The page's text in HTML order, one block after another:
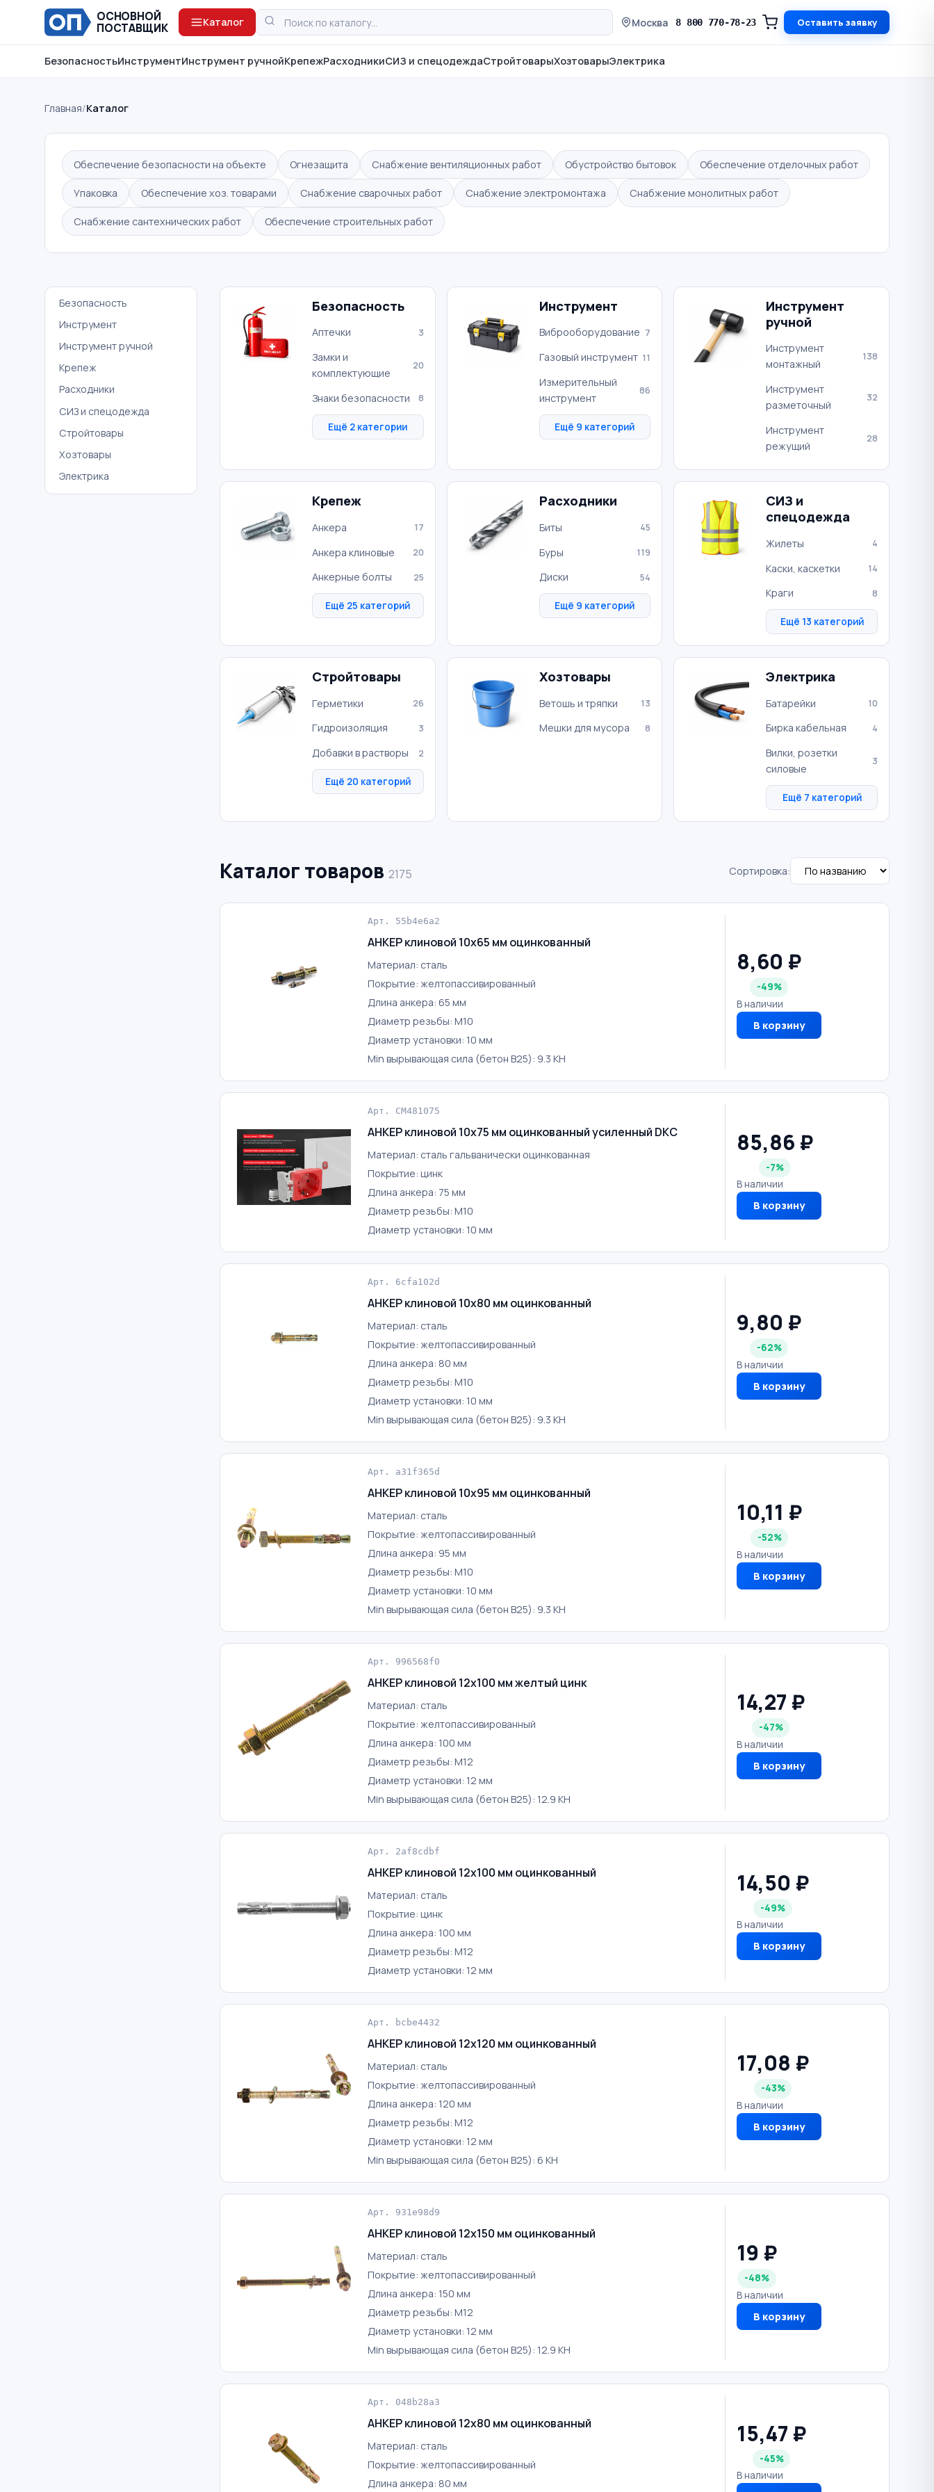
ОСНОВНОЙ
ПОСТАВЩИК
Каталог Москва 8 800 770-78-23 Оставить заявку
БезопасностьИнструментИнструмент ручнойКрепежРасходникиСИЗ и спецодеждаСтройтоварыХозтоварыЭлектрика
Главная/Каталог
Обеспечение безопасности на объекте Огнезащита Снабжение вентиляционных работ Обустройство бытовок Обеспечение отделочных работ
Упаковка Обеспечение хоз. товарами Снабжение сварочных работ Снабжение электромонтажа Снабжение монолитных работ
Снабжение сантехнических работ Обеспечение строительных работ
Безопасность
Инструмент
Инструмент ручной
Крепеж
Расходники
СИЗ и спецодежда
Стройтовары
Хозтовары
Электрика
Безопасность
Аптечки 3
Замки и
комплектующие
20
Знаки безопасности 8
Ещё 2 категории
Инструмент
Виброоборудование 7
Газовый инструмент 11
Измерительный
инструмент
86
Ещё 9 категорий
Инструмент
ручной
Инструмент
монтажный
138
Инструмент
разметочный
32
Инструмент
режущий
28
Крепеж
Анкера 17
Анкера клиновые 20
Анкерные болты 25
Ещё 25 категорий
Расходники
Биты 45
Буры 119
Диски 54
Ещё 9 категорий
СИЗ и
спецодежда
Жилеты 4
Каски, каскетки 14
Краги 8
Ещё 13 категорий
Стройтовары
Герметики 26
Гидроизоляция 3
Добавки в растворы 2
Ещё 20 категорий
Хозтовары
Ветошь и тряпки 13
Мешки для мусора 8
Электрика
Батарейки 10
Бирка кабельная 4
Вилки, розетки
силовые
3
Ещё 7 категорий
Каталог товаров 2175 Сортировка:
Арт. 55b4e6a2
АНКЕР клиновой 10х65 мм оцинкованный
Материал: сталь
Покрытие: желтопассивированный
Длина анкера: 65 мм
Диаметр резьбы: М10
Диаметр установки: 10 мм
Min вырывающая сила (бетон B25): 9.3 КН
8,60 ₽
-49%
В наличии
В корзину
Арт. CM481075
АНКЕР клиновой 10х75 мм оцинкованный усиленный DKC
Материал: сталь гальванически оцинкованная
Покрытие: цинк
Длина анкера: 75 мм
Диаметр резьбы: М10
Диаметр установки: 10 мм
85,86 ₽
-7%
В наличии
В корзину
Арт. 6cfa102d
АНКЕР клиновой 10х80 мм оцинкованный
Материал: сталь
Покрытие: желтопассивированный
Длина анкера: 80 мм
Диаметр резьбы: М10
Диаметр установки: 10 мм
Min вырывающая сила (бетон B25): 9.3 КН
9,80 ₽
-62%
В наличии
В корзину
Арт. a31f365d
АНКЕР клиновой 10х95 мм оцинкованный
Материал: сталь
Покрытие: желтопассивированный
Длина анкера: 95 мм
Диаметр резьбы: М10
Диаметр установки: 10 мм
Min вырывающая сила (бетон B25): 9.3 КН
10,11 ₽
-52%
В наличии
В корзину
Арт. 996568f0
АНКЕР клиновой 12х100 мм желтый цинк
Материал: сталь
Покрытие: желтопассивированный
Длина анкера: 100 мм
Диаметр резьбы: М12
Диаметр установки: 12 мм
Min вырывающая сила (бетон B25): 12.9 КН
14,27 ₽
-47%
В наличии
В корзину
Арт. 2af8cdbf
АНКЕР клиновой 12х100 мм оцинкованный
Материал: сталь
Покрытие: цинк
Длина анкера: 100 мм
Диаметр резьбы: М12
Диаметр установки: 12 мм
14,50 ₽
-49%
В наличии
В корзину
Арт. bcbe4432
АНКЕР клиновой 12х120 мм оцинкованный
Материал: сталь
Покрытие: желтопассивированный
Длина анкера: 120 мм
Диаметр резьбы: М12
Диаметр установки: 12 мм
Min вырывающая сила (бетон B25): 6 КН
17,08 ₽
-43%
В наличии
В корзину
Арт. 931e98d9
АНКЕР клиновой 12х150 мм оцинкованный
Материал: сталь
Покрытие: желтопассивированный
Длина анкера: 150 мм
Диаметр резьбы: М12
Диаметр установки: 12 мм
Min вырывающая сила (бетон B25): 12.9 КН
19 ₽
-48%
В наличии
В корзину
Арт. 048b28a3
АНКЕР клиновой 12х80 мм оцинкованный
Материал: сталь
Покрытие: желтопассивированный
Длина анкера: 80 мм
15,47 ₽
-45%
В наличии